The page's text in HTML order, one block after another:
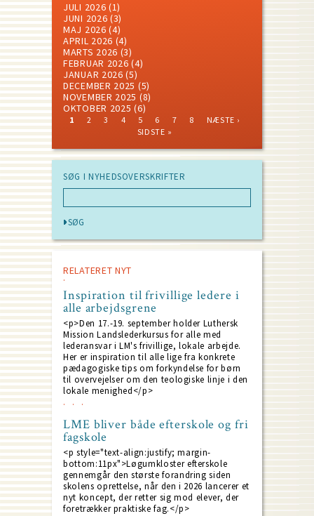
JULI 2026 (1)
JUNI 2026 (3)
MAJ 2026 (4)
APRIL 2026 (4)
MARTS 2026 (3)
FEBRUAR 2026 (4)
JANUAR 2026 (5)
DECEMBER 2025 (5)
NOVEMBER 2025 (8)
OKTOBER 2025 (6)
CURRENT
1 PAGE
2 PAGE
3 PAGE
4 PAGE
5 PAGE
6 PAGE
7 PAGE
8
NEXT
NÆSTE ›
SIDSTE »
SØG I NYHEDSOVERSKRIFTER
RELATERET NYT
Inspiration til frivillige ledere i
alle arbejdsgrene
<p>Den 17.-19. september holder Luthersk
Mission Landslederkursus for alle med
lederansvar i LM's frivillige, lokale arbejde.
Her er inspiration til alle lige fra konkrete
pædagogiske tips om forkyndelse for børn
til overvejelser om den teologiske linje i den
lokale menighed</p>
LME bliver både efterskole og fri
fagskole
<p style="text-align:justify; margin-
bottom:11px">Løgumkloster efterskole
gennemgår den største forandring siden
skolens oprettelse, når den i 2026 lancerer et
nyt koncept, der retter sig mod elever, der
foretrækker praktiske fag.</p>